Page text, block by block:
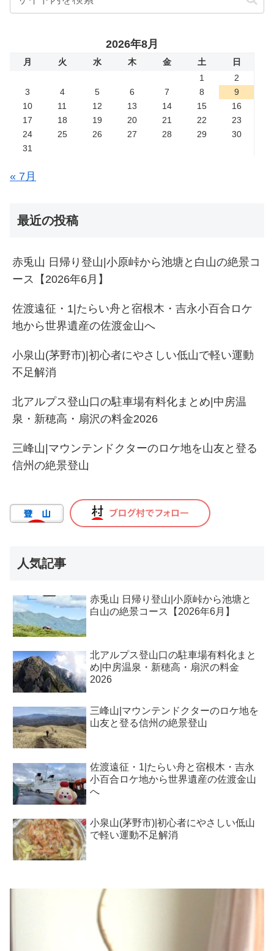
2026年8月
月 火 水 木 金 土
日
1
2
3
4 5 6 7 8
9
10
11 12 13 14 15
16
17
18 19 20 21 22
23
24
25 26 27 28 29
30
31
« 7月
最近の投稿
赤兎山 日帰り登山|小原峠から池塘と白山の絶景コ
ース【2026年6月】
佐渡遠征・1|たらい舟と宿根木・吉永小百合ロケ
地から世界遺産の佐渡金山へ
小泉山(茅野市)|初心者にやさしい低山で軽い運動
不足解消
北アルプス登山口の駐車場有料化まとめ|中房温
泉・新穂高・扇沢の料金2026
三峰山|マウンテンドクターのロケ地を山友と登る
信州の絶景登山
人気記事
赤兎山 日帰り登山|小原峠から池塘と
白山の絶景コース【2026年6月】
北アルプス登山口の駐車場有料化まと
め|中房温泉・新穂高・扇沢の料金
2026
三峰山|マウンテンドクターのロケ地を
山友と登る信州の絶景登山
佐渡遠征・1|たらい舟と宿根木・吉永
小百合ロケ地から世界遺産の佐渡金山
へ
小泉山(茅野市)|初心者にやさしい低山
で軽い運動不足解消